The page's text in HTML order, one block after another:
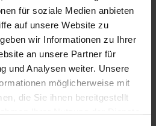
für soziale Medien anbieten
auf unsere Website zu
wir Informationen zu Ihrer
an unsere Partner für
und Analysen weiter. Unsere
möglicherweise mit
die Sie ihnen bereitgestellt
Ihrer Nutzung der Dienste